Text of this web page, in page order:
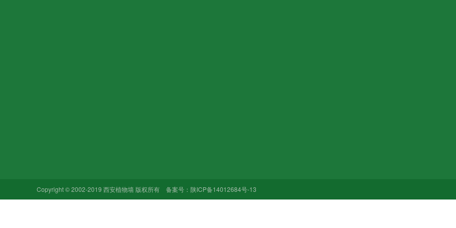
Copyright © 2002-2019 西安植物墙 版权所有 备案号： 陕ICP备14012684号-13